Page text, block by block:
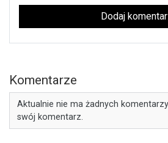
Dodaj
Komentarze
Aktualnie nie ma żadnych
swój komentarz.